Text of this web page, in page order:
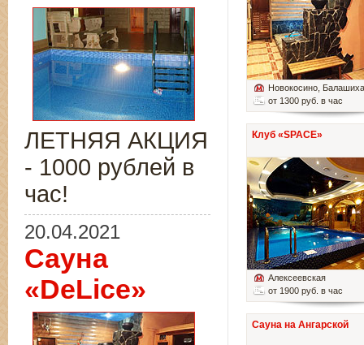
Новокосино , Балашиха
от 1300 руб. в час
Клуб «SPACE»
Алексеевская
от 1900 руб. в час
Сауна на Ангарской
ЛЕТНЯЯ АКЦИЯ
- 1000 рублей в
час!
20.04.2021
Сауна
«DeLice»